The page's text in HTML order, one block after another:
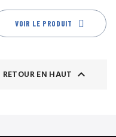
VOIR LE PRODUIT
RETOUR EN HAUT 